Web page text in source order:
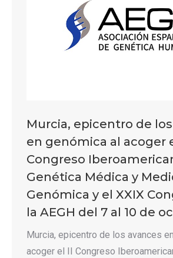
Murcia, epicentro de
en genómica al acoger
Congreso
Genética Médica y
Genómica y el XXIX
la AEGH del 7 al 10 de
Murcia, epicentro de los avances
acoger el II Congreso